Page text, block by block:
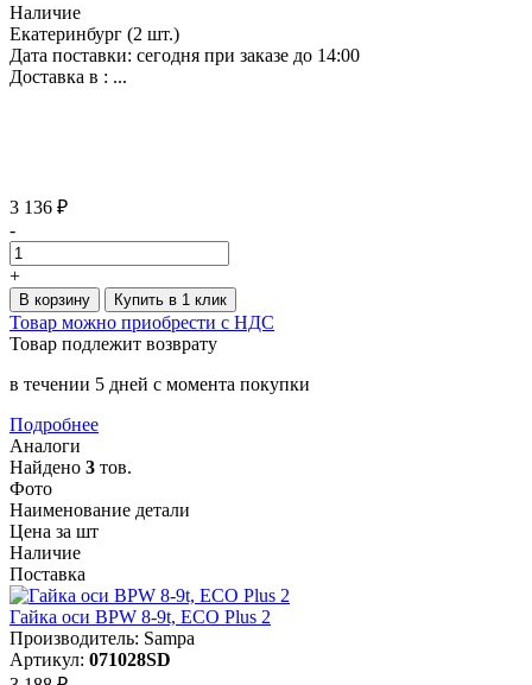
Наличие
Екатеринбург (2 шт.)
Дата поставки: сегодня при заказе до 14:00
Доставка в : ...
3 136 ₽
-
+
В корзину Купить в 1 клик
Товар можно приобрести с НДС
Товар подлежит возврату
в течении 5 дней с момента покупки
Подробнее
Аналоги
Найдено 3 тов.
Фото
Наименование детали
Цена за шт
Наличие
Поставка
Гайка оси BPW 8-9t, ECO Plus 2
Производитель: Sampa
Артикул: 071028SD